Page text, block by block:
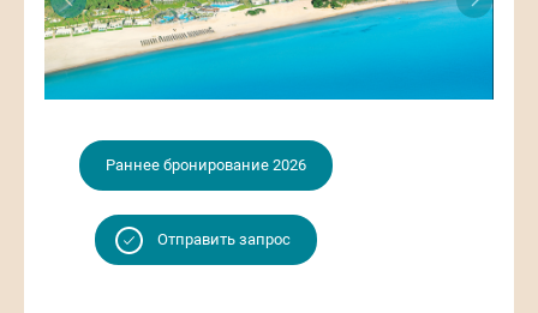
Раннее бронирование 2026
Отправить запрос